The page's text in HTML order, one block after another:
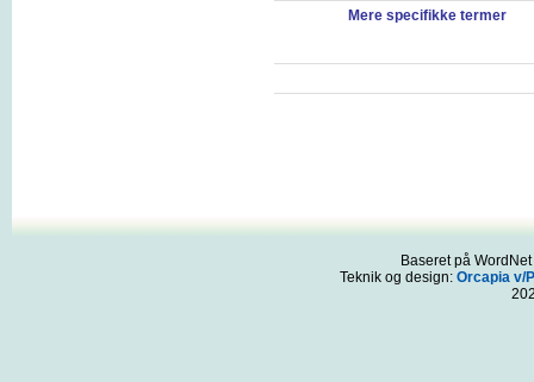
Mere specifikke termer
Baseret på
Teknik og design: Orcapia v/